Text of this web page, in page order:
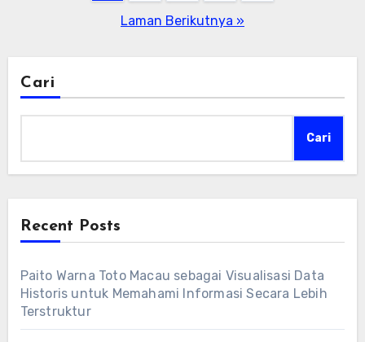
Laman Berikutnya »
Cari
Cari
Recent Posts
Paito Warna Toto Macau sebagai Visualisasi Data
Historis untuk Memahami Informasi Secara Lebih
Terstruktur